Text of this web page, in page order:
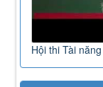
Hội thi Tài